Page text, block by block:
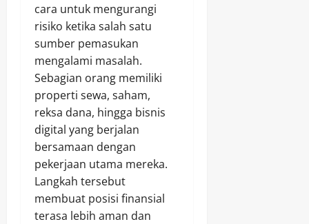
cara untuk mengurangi
risiko ketika salah satu
sumber pemasukan
mengalami masalah.
Sebagian orang memiliki
properti sewa, saham,
reksa dana, hingga bisnis
digital yang berjalan
bersamaan dengan
pekerjaan utama mereka.
Langkah tersebut
membuat posisi finansial
terasa lebih aman dan